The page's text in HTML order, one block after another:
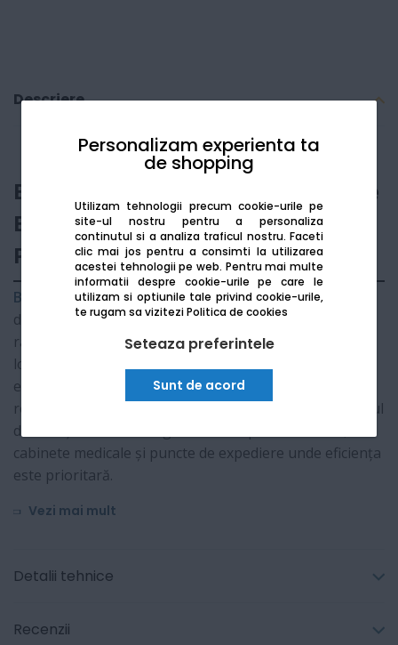
Personalizam experienta ta
de shopping
Utilizam tehnologii precum cookie-urile pe
site-ul nostru pentru a personaliza
continutul si a analiza traficul nostru. Faceti
clic mai jos pentru a consimti la utilizarea
acestei tehnologii pe web. Pentru mai multe
informatii despre cookie-urile pe care le
utilizam si optiunile tale privind cookie-urile,
te rugam sa viziteziPolitica de cookies
Seteaza preferintele
Sunt de acord
Descriere
Brother TD-4410D - Imprimantă de
Etichete Termic Direct,
Profesională
Brother TD-4410Deste o imprimantă de etichete
desktop performantă, optimizată pentru imprimarea
rapidă și clară a codurilor de bare și a informațiilor
logistice. Utilizând tehnologia
elimină necesitatea utilizării ribonului sau a tonerului,
reducând costurile operaționale și simplificând procesul
de întreținere. Este alegerea ideală pentru birouri,
cabinete medicale și puncte de expediere unde eficiența
este prioritară.
Vezi mai mult
Detalii tehnice
Recenzii